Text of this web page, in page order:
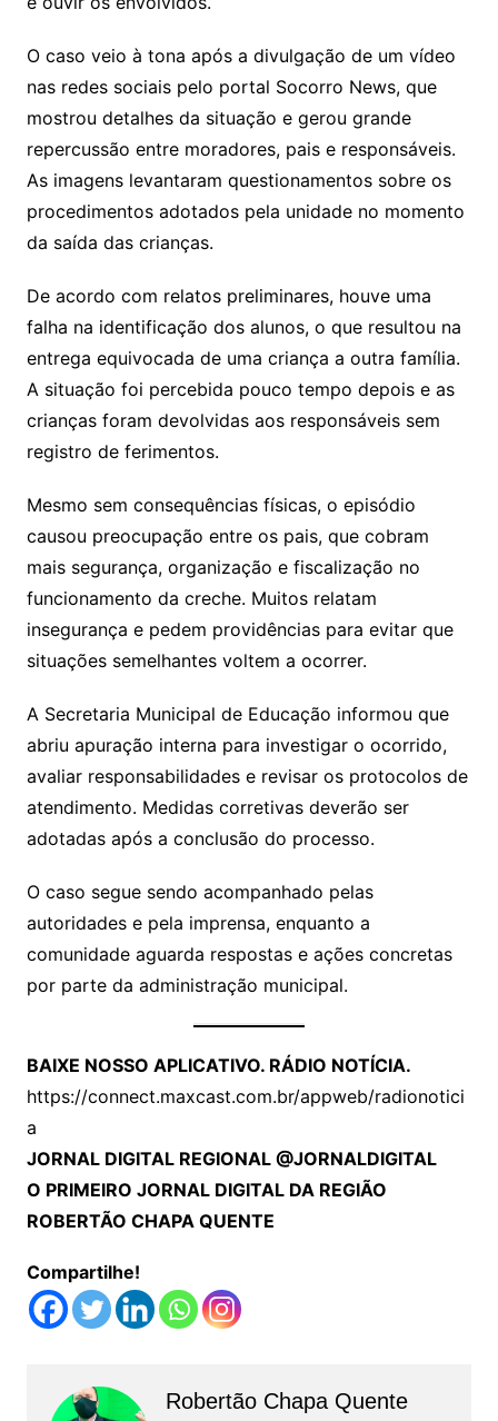
O caso veio à tona após a divulgação de um vídeo
nas redes sociais pelo portal Socorro News, que
mostrou detalhes da situação e gerou grande
repercussão entre moradores, pais e responsáveis.
As imagens levantaram questionamentos sobre os
procedimentos adotados pela unidade no momento
da saída das crianças.
De acordo com relatos preliminares, houve uma
falha na identificação dos alunos, o que resultou na
entrega equivocada de uma criança a outra família.
A situação foi percebida pouco tempo depois e as
crianças foram devolvidas aos responsáveis sem
registro de ferimentos.
Mesmo sem consequências físicas, o episódio
causou preocupação entre os pais, que cobram
mais segurança, organização e fiscalização no
funcionamento da creche. Muitos relatam
insegurança e pedem providências para evitar que
situações semelhantes voltem a ocorrer.
A Secretaria Municipal de Educação informou que
abriu apuração interna para investigar o ocorrido,
avaliar responsabilidades e revisar os protocolos de
atendimento. Medidas corretivas deverão ser
adotadas após a conclusão do processo.
O caso segue sendo acompanhado pelas
autoridades e pela imprensa, enquanto a
comunidade aguarda respostas e ações concretas
por parte da administração municipal.
BAIXE NOSSO APLICATIVO. RÁDIO NOTÍCIA.
https://connect.maxcast.com.br/appweb/radionotici
a
JORNAL DIGITAL REGIONAL @JORNALDIGITAL
O PRIMEIRO JORNAL DIGITAL DA REGIÃO
ROBERTÃO CHAPA QUENTE
Compartilhe!
Robertão Chapa Quente